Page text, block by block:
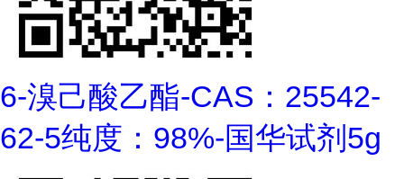
6-溴己酸乙酯-CAS：25542-
62-5纯度：98%-国华试剂5g